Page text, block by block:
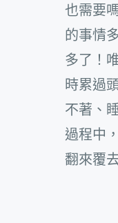
也需要
的事情
多了！
時累過
不著、
過程中
翻來覆